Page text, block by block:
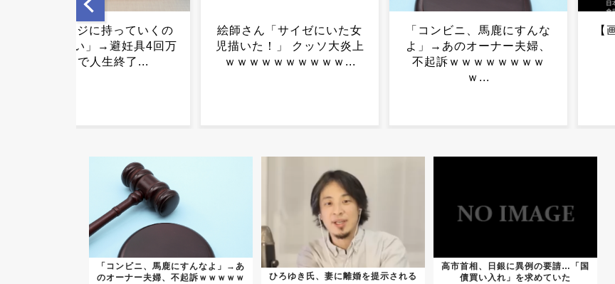
「コンビニ、馬鹿にすんな
よ」→あのオーナー夫婦、
不起訴ｗｗｗｗｗｗｗｗ
【画像】台湾人、ようやく
気ずく...
九
→
絵師さん「サイゼにいた女
児描いた！」 クッソ大炎上
ｗｗｗｗｗｗｗｗｗｗ...
「コンビニ、馬鹿にすんなよ」→あ
のオーナー夫婦、不起訴ｗｗｗｗｗ
ひろゆき氏、妻に離婚を提示される
高市首相、日銀に異例の要請…「国
債買い入れ」を求めていた